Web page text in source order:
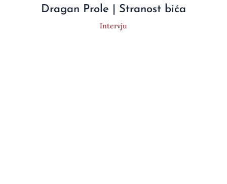
Dragan Prole | Stranost bića
Intervju